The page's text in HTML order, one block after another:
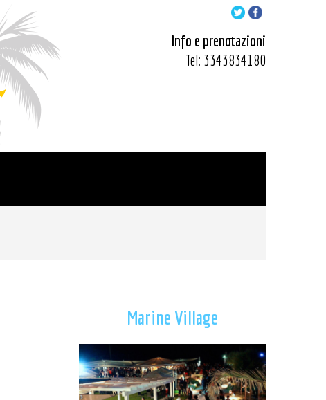
Info e prenotazioni
Tel: 3343834180
Marine Village